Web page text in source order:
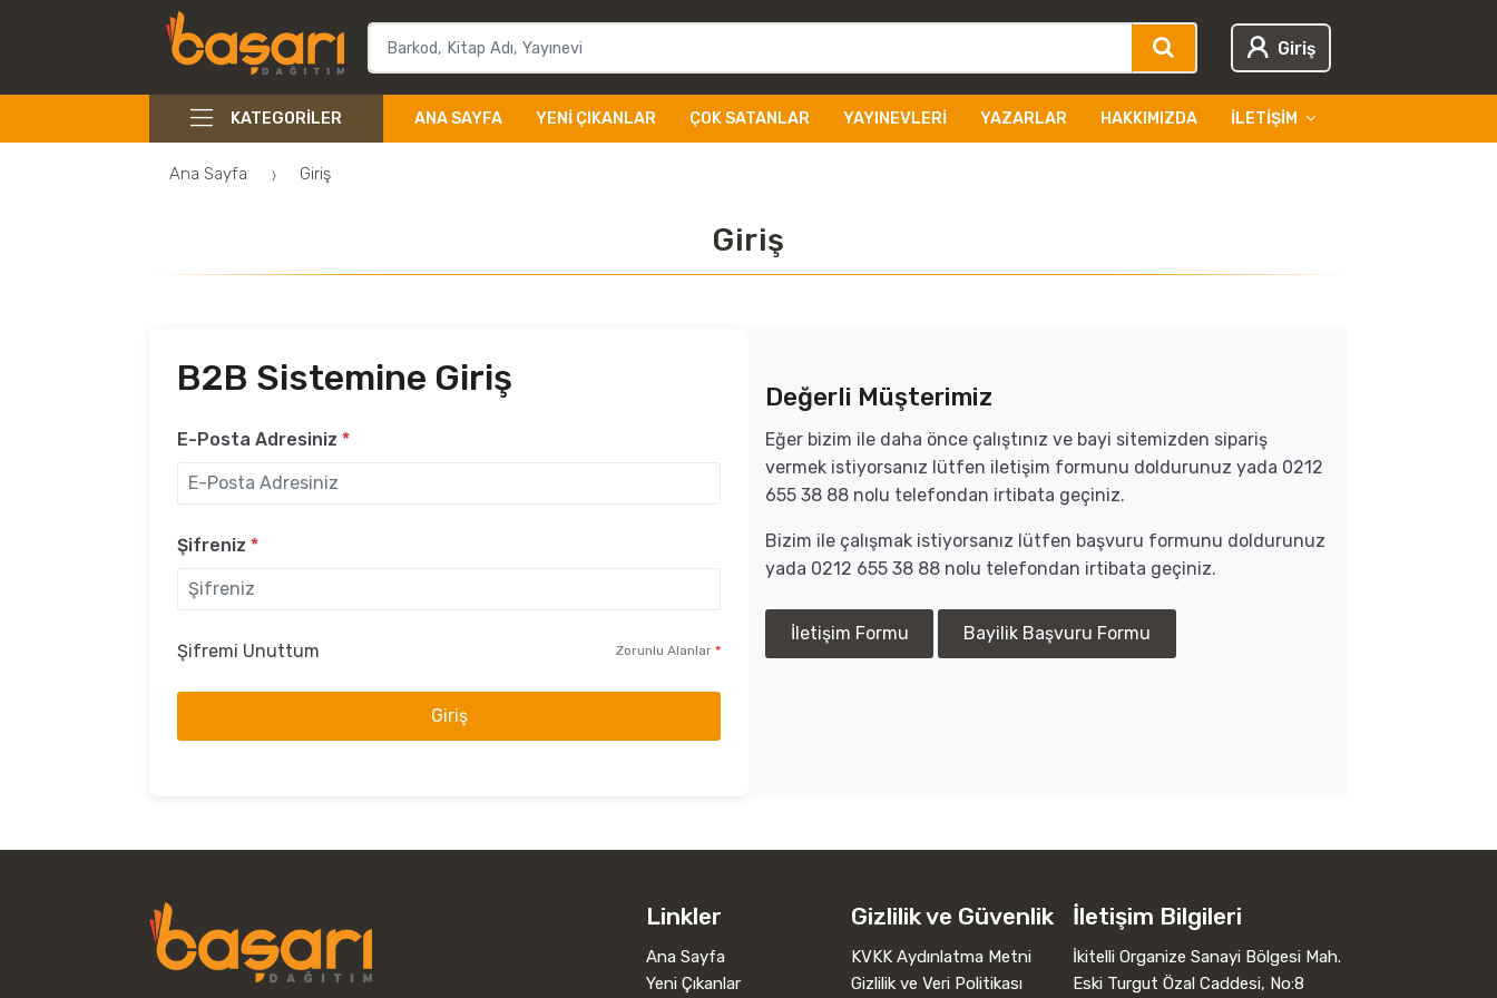
Giriş
KATEGORILER ANA SAYFA YENI ÇIKANLAR ÇOK SATANLAR YAYINEVLERI YAZARLAR HAKKIMIZDA İLETIŞIM
Ana Sayfa Giriş
Giriş
B2B Sistemine Giriş
E-Posta Adresiniz*
Şifreniz*
Şifremi Unuttum Zorunlu Alanlar *
Giriş
Değerli Müşterimiz
Eğer bizim ile daha önce çalıştınız ve bayi sitemizden sipariş
vermek istiyorsanız lütfen iletişim formunu doldurunuz yada 0212
655 38 88 nolu telefondan irtibata geçiniz.
Bizim ile çalışmak istiyorsanız lütfen başvuru formunu doldurunuz
yada 0212 655 38 88 nolu telefondan irtibata geçiniz.
İletişim Formu Bayilik Başvuru Formu
Linkler
Ana Sayfa
Yeni Çıkanlar
Gizlilik ve Güvenlik
KVKK Aydınlatma Metni
Gizlilik ve Veri Politikası
İletişim Bilgileri
İkitelli Organize Sanayi Bölgesi Mah.
Eski Turgut Özal Caddesi, No:8